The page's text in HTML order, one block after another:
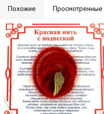
Похожие Просмотренные